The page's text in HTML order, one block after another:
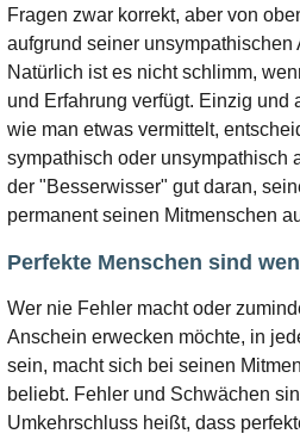
Fragen zwar korrekt, aber von
aufgrund seiner unsympathischen
Natürlich ist es nicht schlimm,
und Erfahrung verfügt. Einzig und
wie man etwas vermittelt,
sympathisch oder unsympathisch
der "Besserwisser" gut daran,
permanent seinen Mitmenschen
Perfekte Menschen sind
Wer nie Fehler macht oder
Anschein erwecken möchte, in
sein, macht sich bei seinen
beliebt. Fehler und Schwächen
Umkehrschluss heißt, dass